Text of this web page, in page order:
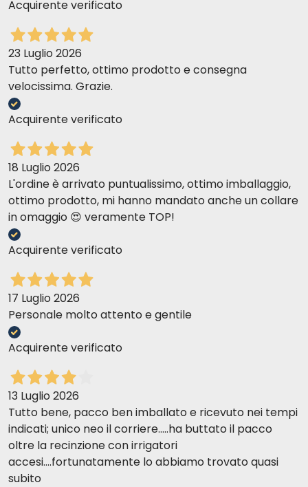
Acquirente verificato
23 Luglio 2026
Tutto perfetto, ottimo prodotto e consegna
velocissima. Grazie.
Acquirente verificato
18 Luglio 2026
L'ordine è arrivato puntualissimo, ottimo imballaggio,
ottimo prodotto, mi hanno mandato anche un collare
in omaggio 😍 veramente TOP!
Acquirente verificato
17 Luglio 2026
Personale molto attento e gentile
Acquirente verificato
13 Luglio 2026
Tutto bene, pacco ben imballato e ricevuto nei tempi
indicati; unico neo il corriere.....ha buttato il pacco
oltre la recinzione con irrigatori
accesi....fortunatamente lo abbiamo trovato quasi
subito